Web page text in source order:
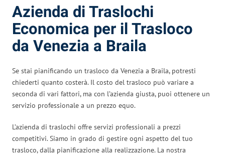
Azienda di Traslochi
Economica per il Trasloco
da Venezia a Braila
Se stai pianificando un trasloco da Venezia a Braila, potresti
chiederti quanto costerà. Il costo del trasloco può variare a
seconda di vari fattori, ma con l’azienda giusta, puoi ottenere un
servizio professionale a un prezzo equo.
L’azienda di traslochi offre servizi professionali a prezzi
competitivi. Siamo in grado di gestire ogni aspetto del tuo
trasloco, dalla pianificazione alla realizzazione. La nostra